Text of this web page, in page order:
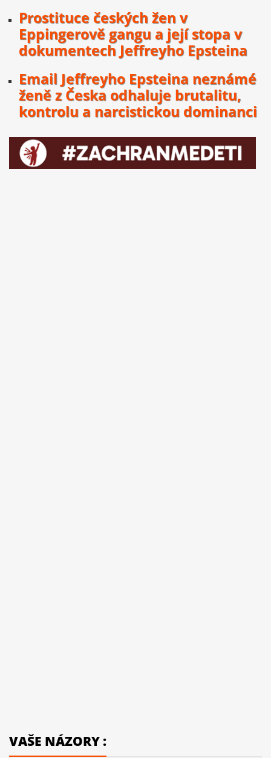
Prostituce českých žen v
Eppingerově gangu a její stopa v
dokumentech Jeffreyho Epsteina
Email Jeffreyho Epsteina neznámé
ženě z Česka odhaluje brutalitu,
kontrolu a narcistickou dominanci
VAŠE NÁZORY :